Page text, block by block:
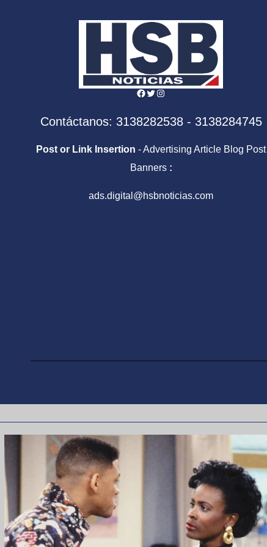
Facebook
Twitter
Instagram
Contáctanos: 3138282538 - 3138284745
Post or Link Insertion - Advertising Article Blog Post
Banners :
ads.digital@hsbnoticias.com